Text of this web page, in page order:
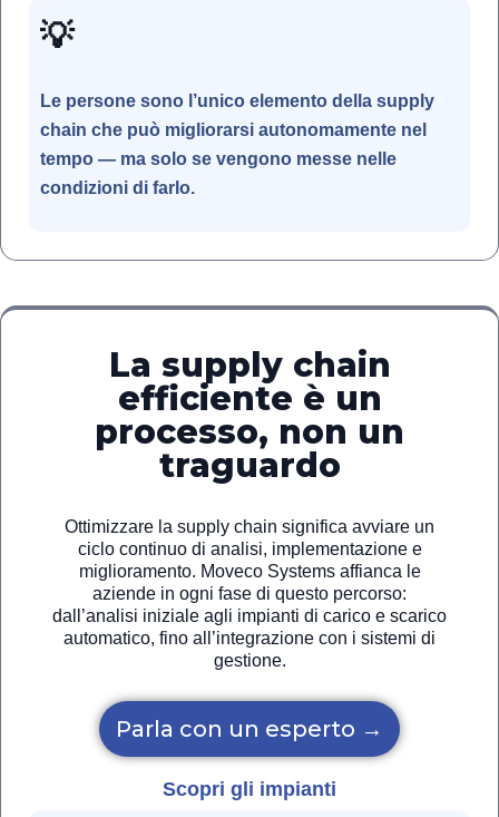
💡
Le persone sono l’unico elemento della supply
chain che può migliorarsi autonomamente nel
tempo — ma solo se vengono messe nelle
condizioni di farlo.
La supply chain
efficiente è un
processo, non un
traguardo
Ottimizzare la supply chain significa avviare un
ciclo continuo di analisi, implementazione e
miglioramento. Moveco Systems affianca le
aziende in ogni fase di questo percorso:
dall’analisi iniziale agli impianti di carico e scarico
automatico, fino all’integrazione con i sistemi di
gestione.
Parla con un esperto →
Scopri gli impianti